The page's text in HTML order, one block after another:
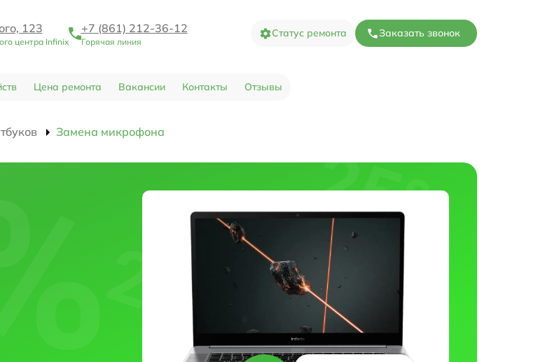
123
центра Infinix
+7 (861) 212-36-12
Горячая линия
Статус ремонта Заказать звонок
Цена ремонта Вакансии Контакты Отзывы
Замена микрофона